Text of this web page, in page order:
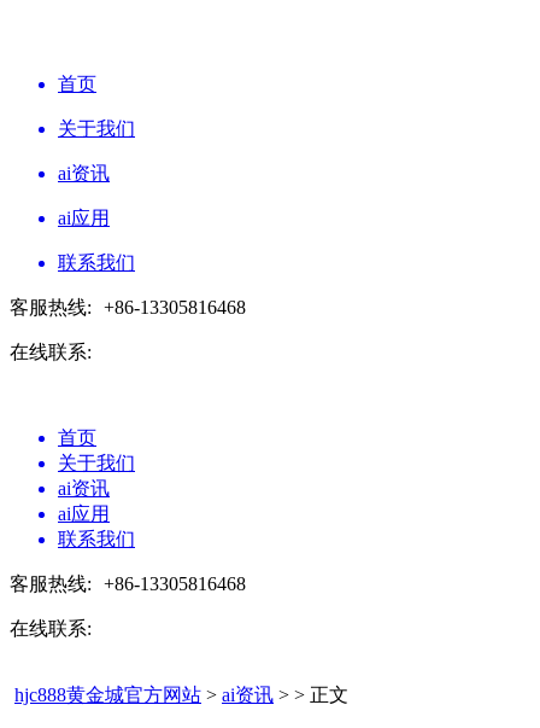
首页
关于我们
ai资讯
ai应用
联系我们
客服热线: +86-13305816468
在线联系:
首页
关于我们
ai资讯
ai应用
联系我们
客服热线: +86-13305816468
在线联系:
hjc888黄金城官方网站 > ai资讯 > > 正文